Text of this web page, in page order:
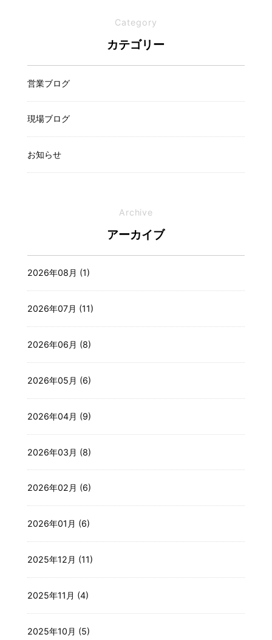
Category
カテゴリー
営業ブログ
現場ブログ
お知らせ
Archive
アーカイブ
2026年08月 (1)
2026年07月 (11)
2026年06月 (8)
2026年05月 (6)
2026年04月 (9)
2026年03月 (8)
2026年02月 (6)
2026年01月 (6)
2025年12月 (11)
2025年11月 (4)
2025年10月 (5)